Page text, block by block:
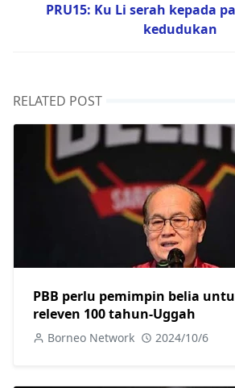
PRU15: Ku Li serah kepada
kedudukan
RELATED POST
PBB perlu pemimpin belia
releven 100 tahun-Uggah
Borneo Network 2024/10/6